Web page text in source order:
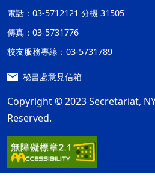
電話：03-5712121 分機 31505
傳真：03-5731776
校友服務專線：03-5731789
秘書處意見信箱
Copyright © 2023 Secretariat,
Reserved.